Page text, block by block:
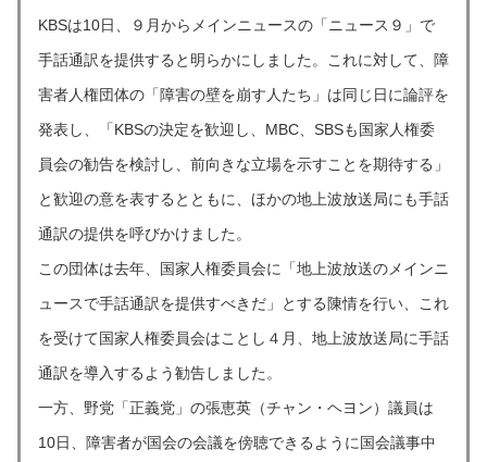
KBSは10日、９月からメインニュースの「ニュース９」で
手話通訳を提供すると明らかにしました。これに対して、障
害者人権団体の「障害の壁を崩す人たち」は同じ日に論評を
発表し、「KBSの決定を歓迎し、MBC、SBSも国家人権委
員会の勧告を検討し、前向きな立場を示すことを期待する」
と歓迎の意を表するとともに、ほかの地上波放送局にも手話
通訳の提供を呼びかけました。
この団体は去年、国家人権委員会に「地上波放送のメインニ
ュースで手話通訳を提供すべきだ」とする陳情を行い、これ
を受けて国家人権委員会はことし４月、地上波放送局に手話
通訳を導入するよう勧告しました。
一方、野党「正義党」の張恵英（チャン・ヘヨン）議員は
10日、障害者が国会の会議を傍聴できるように国会議事中